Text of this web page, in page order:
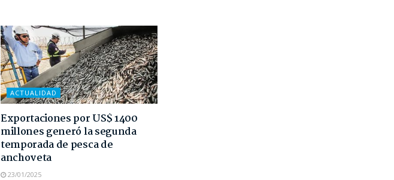
ACTUALIDAD
Exportaciones por US$ 1400
millones generó la segunda
temporada de pesca de
anchoveta
23/01/2025